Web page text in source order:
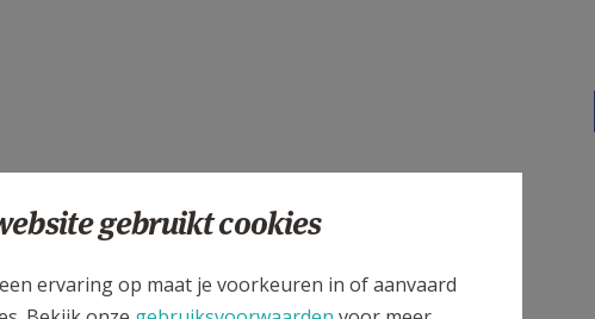
om wat uitleg te geven rond het doopsel.
gebruikt cookies
ervaring op maat je voorkeuren in of aanvaard